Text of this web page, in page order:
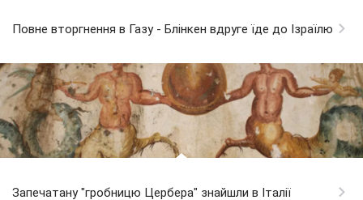
Повне вторгнення в Газу - Блінкен вдруге їде до Ізраїлю
Запечатану "гробницю Цербера" знайшли в Італії